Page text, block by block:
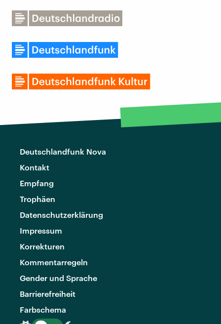
Deutschlandfunk Nova
Kontakt
Empfang
Trophäen
Datenschutzerklärung
Impressum
Korrekturen
Kommentarregeln
Gender und Sprache
Barrierefreiheit
Farbschema